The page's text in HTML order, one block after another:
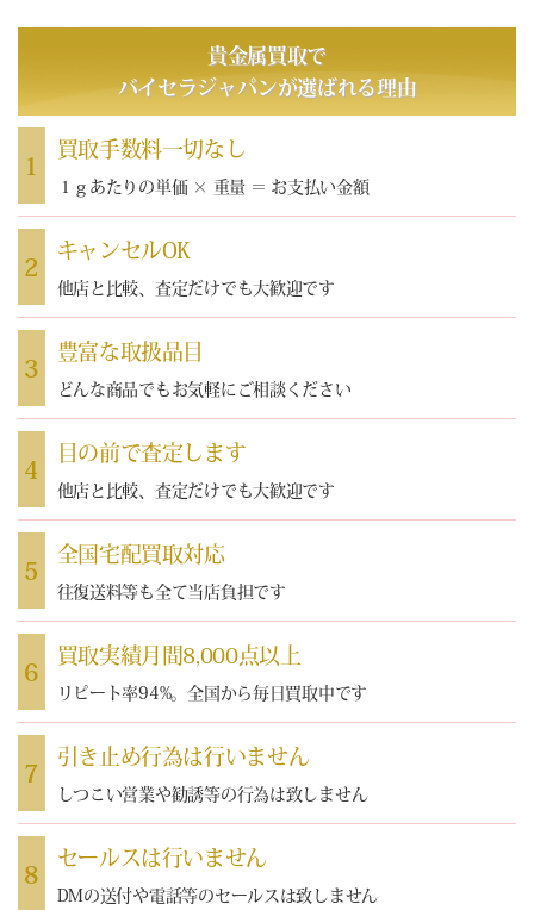
貴金属買取で
バイセラジャパンが選ばれる理由
1
買取手数料一切なし
１ｇあたりの単価 × 重量 ＝ お支払い金額
2
キャンセルOK
他店と比較、査定だけでも大歓迎です
3
豊富な取扱品目
どんな商品でもお気軽にご相談ください
4
目の前で査定します
他店と比較、査定だけでも大歓迎です
5
全国宅配買取対応
往復送料等も全て当店負担です
6
買取実績月間8,000点以上
リピート率94%。全国から毎日買取中です
7
引き止め行為は行いません
しつこい営業や勧誘等の行為は致しません
8
セールスは行いません
DMの送付や電話等のセールスは致しません